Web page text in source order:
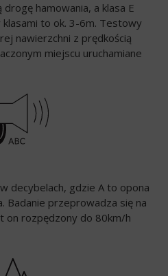
hamowania, a klasa E
klasami to ok. 3-6m. Testowy
nawierzchni z prędkością
miejscu uruchamiane
decybelach, gdzie A to opona
Badanie przeprowadza się na
on rozpędzony do 80km/h